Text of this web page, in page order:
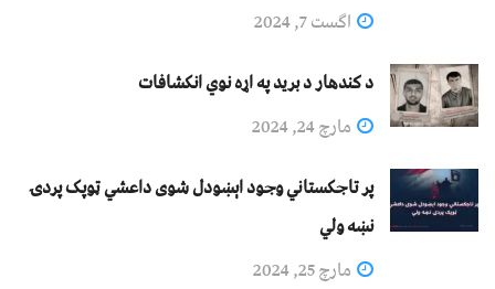
اگست 7, 2024
د کندهار د برید په اړه نوي انکشافات
مارچ 24, 2024
پر تاجکستاني وجود اېښودل شوی داعشي ټوپک پردۍ
نښه ولي
مارچ 25, 2024